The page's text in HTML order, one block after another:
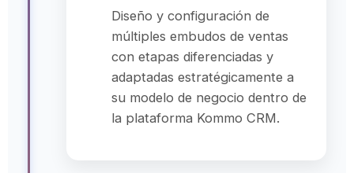
Diseño y configuración de
múltiples embudos de ventas
con etapas diferenciadas y
adaptadas estratégicamente a
su modelo de negocio dentro de
la plataforma Kommo CRM.